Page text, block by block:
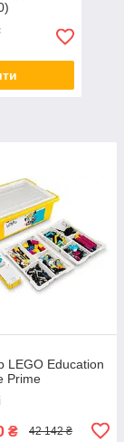
LEGO Education
Prime
₴ 42 142 ₴